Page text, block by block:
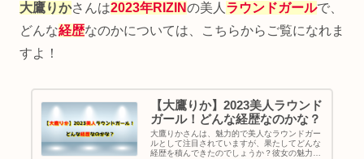
大鷹りかさんは2023年RIZINの美人 ラウンドガールで、
どんな経歴なのかについては、こちらからご覧になれま
すよ！
【大鷹りか】2023美人ラウンド
ガール！どんな経歴なのかな？
大鷹りかさんは、魅力的で美人なラウンドガー
ルとして注目されていますが、果たしてどんな
経歴を積んできたのでしょうか？彼女の魅力を